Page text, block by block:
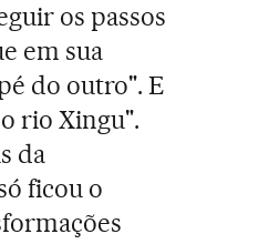
os passos
em sua
do outro". E
rio Xingu".
da
ficou o